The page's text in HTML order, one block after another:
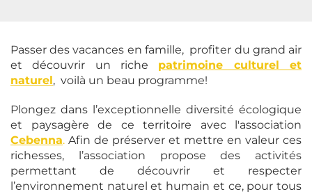
Passer des vacances en famille, profiter du grand air
et découvrir un riche patrimoine culturel et
naturel, voilà un beau programme!
Plongez dans l’exceptionnelle diversité écologique
et paysagère de ce territoire avec l'association
Cebenna. Afin de préserver et mettre en valeur ces
richesses, l’association propose des activités
permettant de découvrir et respecter
l’environnement naturel et humain et ce, pour tous